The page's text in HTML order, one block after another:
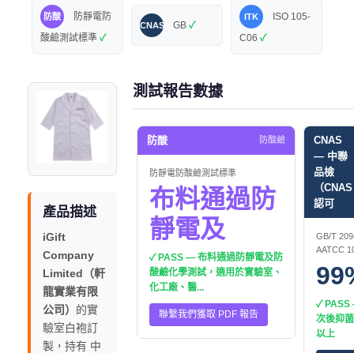
防酸
防靜電防
酸鹼測試標準 ✓
CNAS GB ✓
ITK
ISO 105-
C06 ✓
產品描述
iGift
Company
Limited（軒
龍實業有限
公司） 的實
驗室白袍訂
製，持有 中
測試報告數據
防酸 防酸鹼
防靜電防酸鹼測試標準
布料通過防
靜電及
✓ PASS — 布料通過防靜電及防
酸鹼化學測試，適用於實驗室、
化工廠、醫...
聯繫我們獲取 PDF 報告
CNAS
— 中聯
品檢
（CNAS
認可
GB/T
AATCC
✓ PASS
次後抑
以上